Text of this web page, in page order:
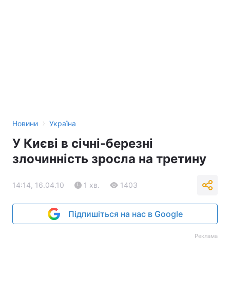
Новини › Україна
У Києві в січні-березні
злочинність зросла на третину
14:14, 16.04.10 1 хв. 1403
Підпишіться на нас в Google
Реклама